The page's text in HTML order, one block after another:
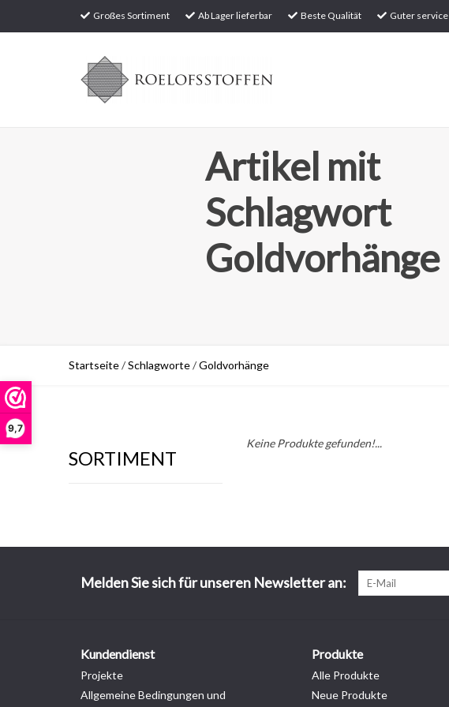
9,7
Großes Sortiment Ab Lager lieferbar Beste Qualität Guter service
Artikel mit
Schlagwort
Goldvorhänge
Startseite/Schlagworte/Goldvorhänge
SORTIMENT
Keine Produkte gefunden!...
Melden Sie sich für unseren Newsletter an:
Kundendienst
Projekte
Allgemeine Bedingungen und
Produkte
Alle Produkte
Neue Produkte